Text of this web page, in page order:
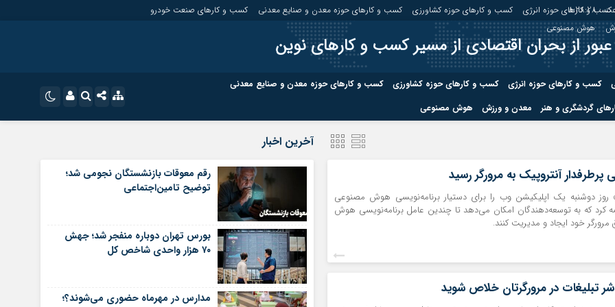
:
8:28:29
کسب و کارهای حوزه انرژی کسب و کارهای حوزه کشاورزی کسب و کارهای حوزه معدن و صنایع معدنی
کسب و کارهای صنعت خودرو
هوش مصنوعی
عبور از بحران اقتصادی از مسیر کسب و کارهای نوین
کسب و کارهای حوزه انرژی کسب و کارهای حوزه کشاورزی
کسب و کارهای حوزه معدن و صنایع معدنی
گردشگری و هنر معدن و ورزش هوش مصنوعی
سروش
آپارات
رمز عبور
مرا به خاطر بسپار
صفحه نخست
کشاورزی کسب و کارهای حوزه معدن و
صنایع معدنی
کسب و کارهای صنعت خودرو کسب و کارهای گردشگری و هنر
کسب و کارهای گردشگری و هنر
آنتروپیک به مرورگر رسید
روز دوشنبه یک اپلیکیشن وب را برای دستیار برنامه‌نویسی هوش مصنوعی
کرد که به توسعه‌دهندگان امکان می‌دهد تا چندین عامل برنامه‌نویسی هوش
خود ایجاد و مدیریت کنند.
تبلیغات در مرورگرتان خلاص شوید
آخرین اخبار
رقم معوقات بازنشستگان نجومی شد؛
توضیح تامین‌اجتماعی
بورس تهران دوباره منفجر شد؛ جهش
۷۰ هزار واحدی شاخص کل
مدارس در مهرماه حضوری می‌شوند؟؛